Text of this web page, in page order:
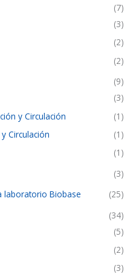
(7)
(3)
(2)
(2)
(9)
(3)
y Circulación
(1)
Circulación
(1)
(1)
(3)
laboratorio Biobase
(25)
(34)
(5)
(2)
(3)